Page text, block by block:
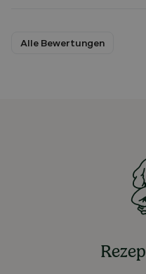
Alle Bewertungen